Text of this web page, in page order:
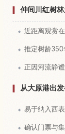
仲间川红树
近距离观赏
推定树龄350
正因河流静
从大原港出
易于纳入西
确认门票与